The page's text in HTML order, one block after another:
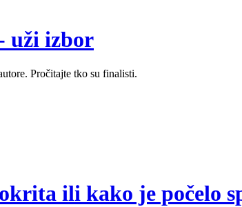
uži izbor
Pročitajte tko su finalisti.
ili kako je počelo